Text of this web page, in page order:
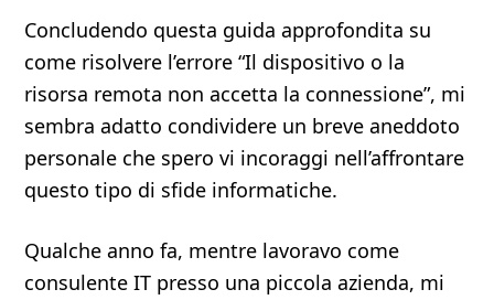
Concludendo questa guida approfondita su
come risolvere l’errore “Il dispositivo o la
risorsa remota non accetta la connessione”, mi
sembra adatto condividere un breve aneddoto
personale che spero vi incoraggi nell’affrontare
questo tipo di sfide informatiche.
Qualche anno fa, mentre lavoravo come
consulente IT presso una piccola azienda, mi